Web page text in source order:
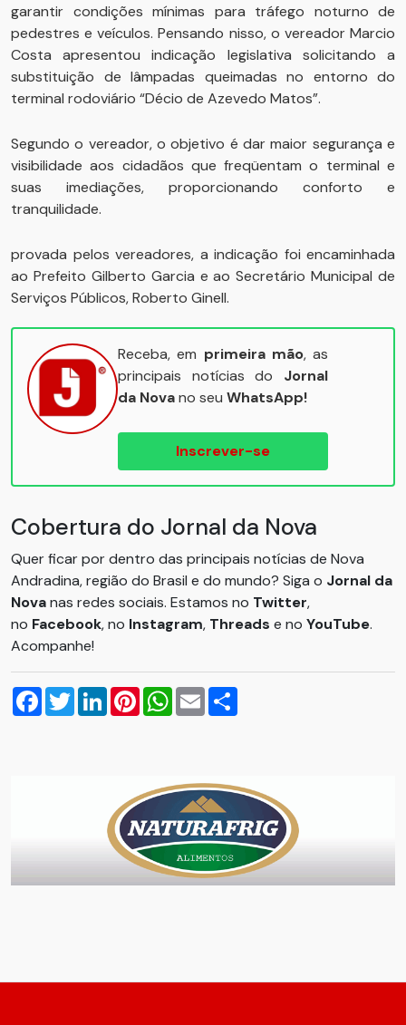
garantir condições mínimas para tráfego noturno de
pedestres e veículos. Pensando nisso, o vereador Marcio
Costa apresentou indicação legislativa solicitando a
substituição de lâmpadas queimadas no entorno do
terminal rodoviário “Décio de Azevedo Matos”.
Segundo o vereador, o objetivo é dar maior segurança e
visibilidade aos cidadãos que freqüentam o terminal e
suas imediações, proporcionando conforto e
tranquilidade.
provada pelos vereadores, a indicação foi encaminhada
ao Prefeito Gilberto Garcia e ao Secretário Municipal de
Serviços Públicos, Roberto Ginell.
Receba, em primeira mão, as
principais notícias do Jornal
da Novano seu WhatsApp!
Inscrever-se
Cobertura do Jornal da Nova
Quer ficar por dentro das principais notícias de Nova
Andradina, região do Brasil e do mundo? Siga o Jornal da
Novanas redes sociais. Estamos no Twitter,
no Facebook, no Instagram, Threads e no YouTube.
Acompanhe!
Facebook
TwitterLinkedInPinterestWhatsApp
Email